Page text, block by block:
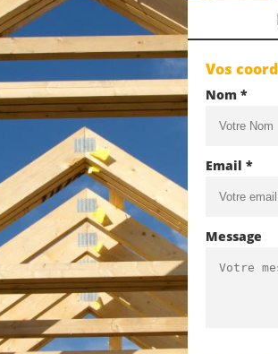
Vos
Nom *
Email *
Message